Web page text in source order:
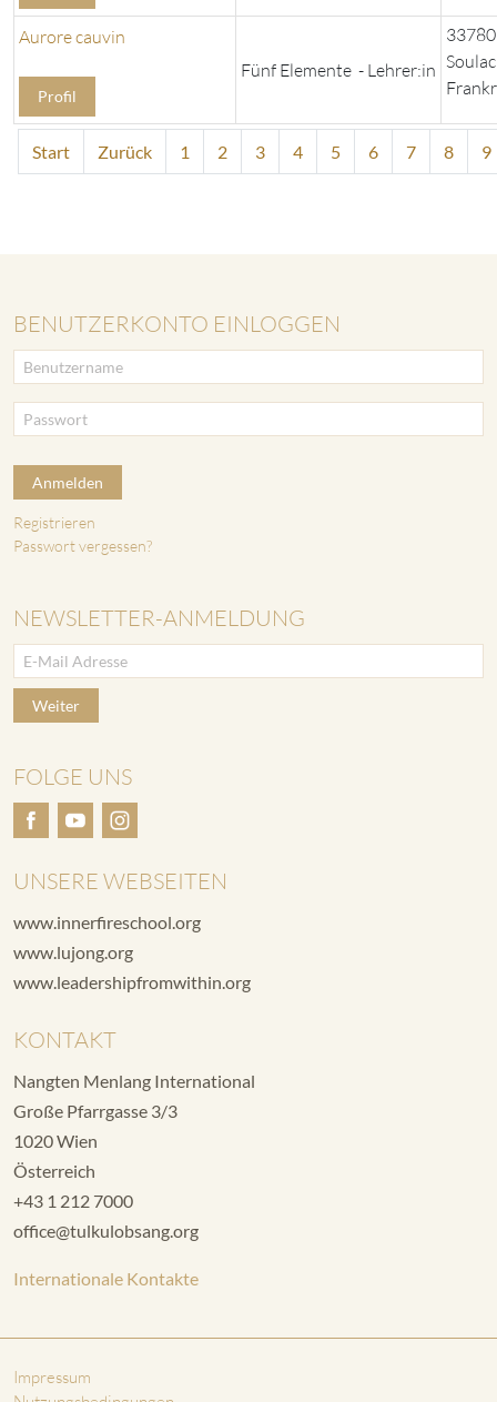
Start Zurück 1 2 3 4 5 6 7 8 9
Aurore cauvin
Profil
Fünf Elemente - Lehrer:in
33780
Soulac
BENUTZERKONTO EINLOGGEN
Anmelden
Registrieren
Passwort vergessen?
NEWSLETTER-ANMELDUNG
Weiter
FOLGE UNS
UNSERE WEBSEITEN
www.innerfireschool.org
www.lujong.org
www.leadershipfromwithin.org
KONTAKT
Nangten Menlang International
Große Pfarrgasse 3/3
1020 Wien
Österreich
+43 1 212 7000
office@tulkulobsang.org
Internationale Kontakte
Impressum